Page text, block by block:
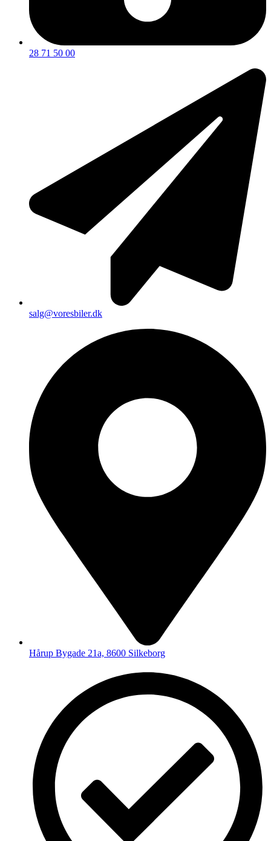
28 71 50 00
salg@voresbiler.dk
Hårup Bygade 21a, 8600 Silkeborg